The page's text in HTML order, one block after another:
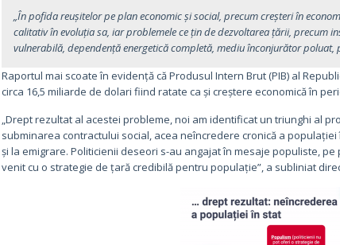
„În pofida reușitelor pe plan economic și social, precum creșteri în
calitativ în evoluția sa, iar problemele ce țin de dezvoltarea țării, precum
vulnerabilă, dependență energetică completă, mediu înconjurător poluat,
Raportul mai scoate în evidență că Produsul Intern Brut (PIB) al
circa 16,5 miliarde de dolari fiind ratate ca și creștere economică în
„Drept rezultat al acestei probleme, noi am identificat un triunghi al
subminarea contractului social, acea neîncredere cronică a
și la emigrare. Politicienii deseori s-au angajat în mesaje populiste,
venit cu o strategie de țară credibilă pentru populație”, a subliniat